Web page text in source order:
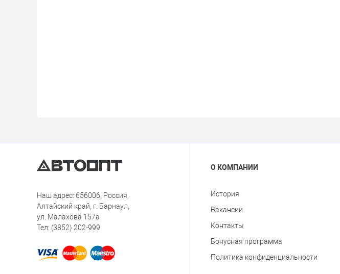
Наш адрес: 656006, Россия,
Алтайский край, г. Барнаул,
ул. Малахова 157а
Тел: (3852) 202-999
О КОМПАНИИ
История
Вакансии
Контакты
Бонусная программа
Политика конфиденциальности